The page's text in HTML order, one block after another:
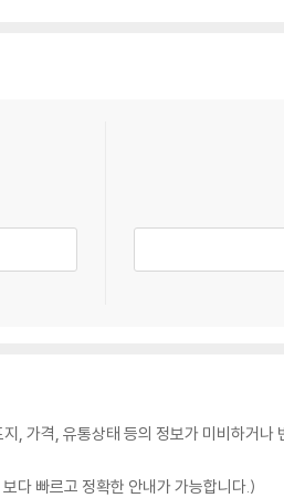
, 가격, 유통상태 등의 정보가 미비하거
다 빠르고 정확한 안내가 가능합니다.)